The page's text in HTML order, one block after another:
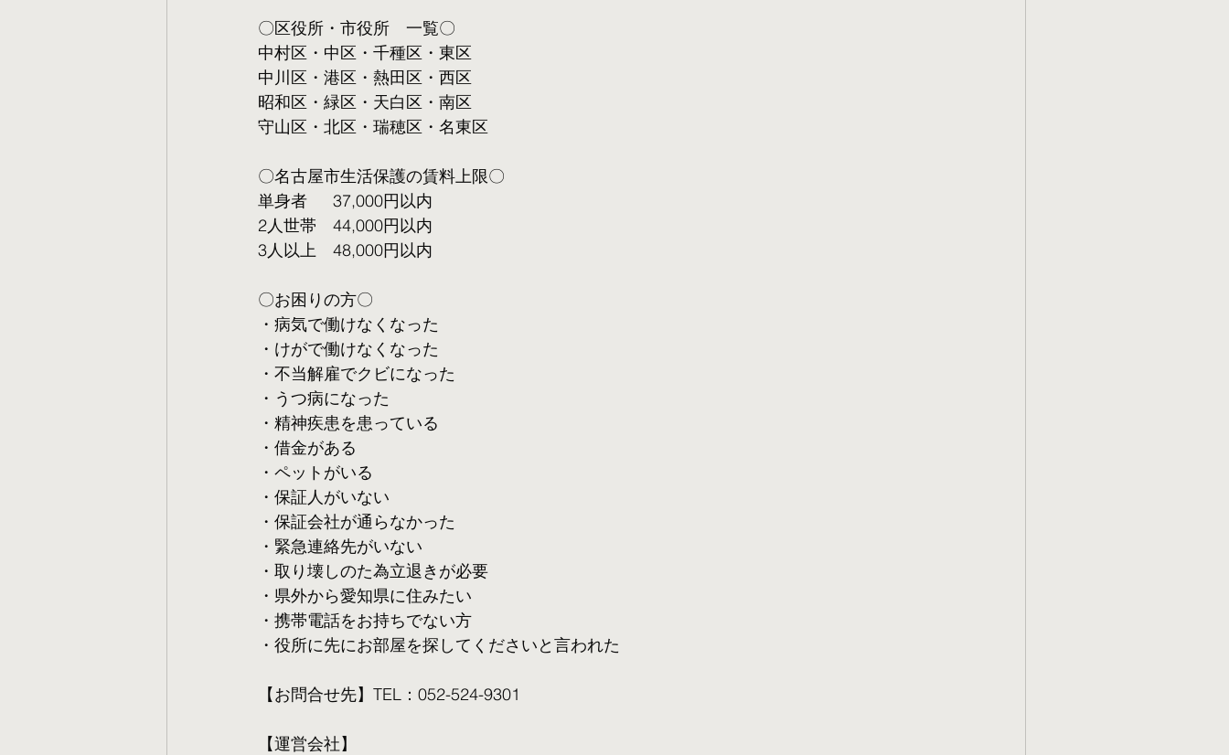
〇区役所・市役所　一覧〇
中村区・中区・千種区・東区
中川区・港区・熱田区・西区
昭和区・緑区・天白区・南区
守山区・北区・瑞穂区・名東区
〇名古屋市生活保護の賃料上限〇
単身者  　37,000円以内
2人世帯　44,000円以内
3人以上　48,000円以内
〇お困りの方〇
・病気で働けなくなった
・けがで働けなくなった
・不当解雇でクビになった
・うつ病になった
・精神疾患を患っている
・借金がある
・ペットがいる
・保証人がいない
・保証会社が通らなかった
・緊急連絡先がいない
・取り壊しのた為立退きが必要
・県外から愛知県に住みたい
・携帯電話をお持ちでない方
・役所に先にお部屋を探してくださいと言われた
【お問合せ先】TEL：052-524-9301
【運営会社】